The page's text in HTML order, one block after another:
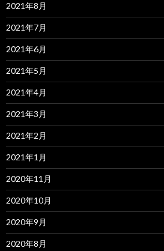
2021年8月
2021年7月
2021年6月
2021年5月
2021年4月
2021年3月
2021年2月
2021年1月
2020年11月
2020年10月
2020年9月
2020年8月